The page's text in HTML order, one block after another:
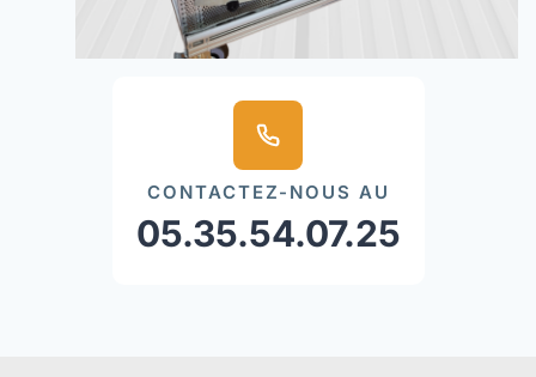
CONTACTEZ-NOUS AU
05.35.54.07.25